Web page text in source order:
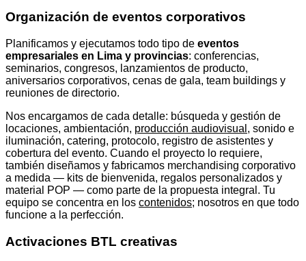
Organización de eventos corporativos
Planificamos y ejecutamos todo tipo de eventos
empresariales en Lima y provincias: conferencias,
seminarios, congresos, lanzamientos de producto,
aniversarios corporativos, cenas de gala, team buildings y
reuniones de directorio.
Nos encargamos de cada detalle: búsqueda y gestión de
locaciones, ambientación, producción audiovisual , sonido e
iluminación, catering, protocolo, registro de asistentes y
cobertura del evento. Cuando el proyecto lo requiere,
también diseñamos y fabricamos merchandising corporativo
a medida — kits de bienvenida, regalos personalizados y
material POP — como parte de la propuesta integral. Tu
equipo se concentra en los contenidos; nosotros en que todo
funcione a la perfección.
Activaciones BTL creativas